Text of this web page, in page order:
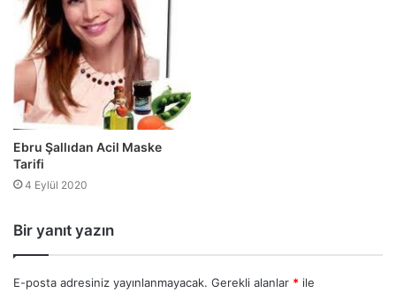
Ebru Şallıdan Acil Maske
Tarifi
4 Eylül 2020
Bir yanıt yazın
E-posta adresiniz yayınlanmayacak. Gerekli alanlar * ile